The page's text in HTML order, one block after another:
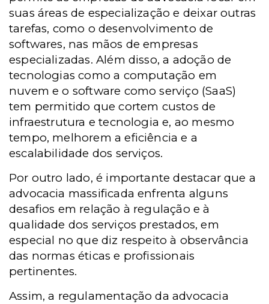
suas áreas de especialização e deixar outras
tarefas, como o desenvolvimento de
softwares, nas mãos de empresas
especializadas. Além disso, a adoção de
tecnologias como a computação em
nuvem e o software como serviço (SaaS)
tem permitido que cortem custos de
infraestrutura e tecnologia e, ao mesmo
tempo, melhorem a eficiência e a
escalabilidade dos serviços.
Por outro lado, é importante destacar que a
advocacia massificada enfrenta alguns
desafios em relação à regulação e à
qualidade dos serviços prestados, em
especial no que diz respeito à observância
das normas éticas e profissionais
pertinentes.
Assim, a regulamentação da advocacia